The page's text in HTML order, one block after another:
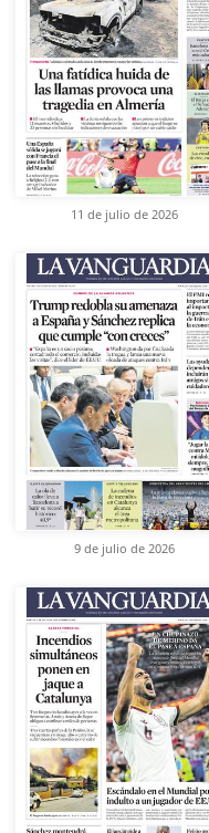
11 de julio de 2026
9 de julio de 2026